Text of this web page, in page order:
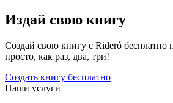
Издай свою книгу
Создай свою книгу с Rideró бесплатно
просто, как раз, два, три!
Создать книгу бесплатно
Наши услуги